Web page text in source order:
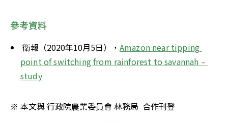
參考資料
衛報（2020年10月5日）， Amazon near tipping
point of switching from rainforest to savannah –
study
※ 本文與 行政院農業委員會 林務局  合作刊登